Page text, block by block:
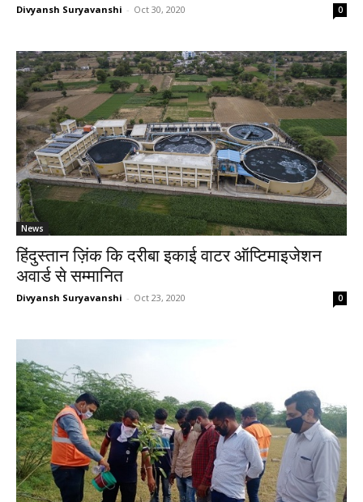
Divyansh Suryavanshi - Oct 30, 2020 0
News
हिंदुस्तान ज़िंक कि दरीबा इकाई वाटर ऑप्टिमाइजेशन
अवार्ड से सम्मानित
Divyansh Suryavanshi - Oct 23, 2020 0